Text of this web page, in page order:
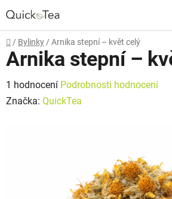
na
obsah
Domů
/ Bylinky / Arnika stepní – květ celý
Arnika stepní –
Průměrné
hodnocení
1 hodnocení Podrobnosti hodnocení
Značka: QuickTea